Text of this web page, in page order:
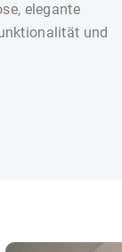
elegante
und